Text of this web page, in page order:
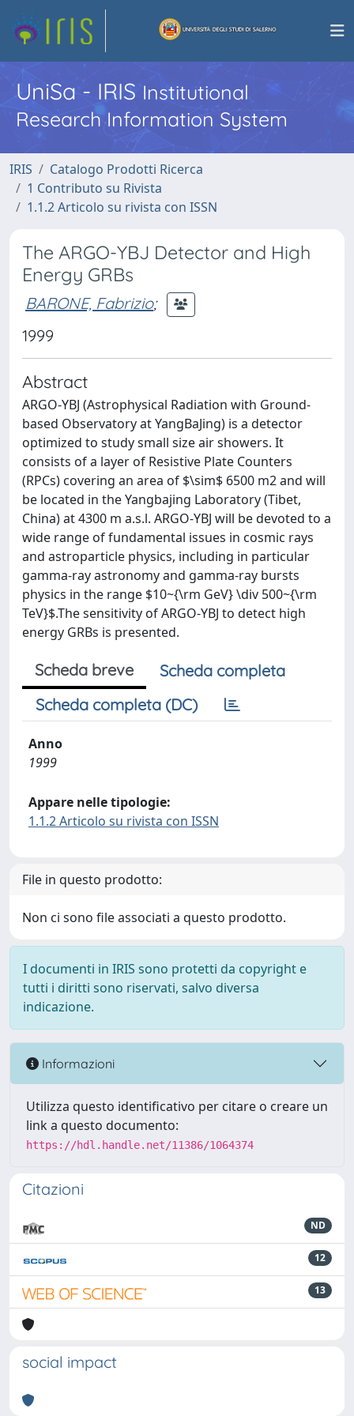
UniSa - IRISInstitutional
Research Information System
IRIS
Catalogo Prodotti Ricerca
1 Contributo su Rivista
1.1.2 Articolo su rivista con ISSN
The ARGO-YBJ Detector and High
Energy GRBs
BARONE, Fabrizio;
1999
Abstract
ARGO-YBJ (Astrophysical Radiation with Ground-
based Observatory at YangBaJing) is a detector
optimized to study small size air showers. It
consists of a layer of Resistive Plate Counters
(RPCs) covering an area of $\sim$ 6500 m2 and will
be located in the Yangbajing Laboratory (Tibet,
China) at 4300 m a.s.l. ARGO-YBJ will be devoted to a
wide range of fundamental issues in cosmic rays
and astroparticle physics, including in particular
gamma-ray astronomy and gamma-ray bursts
physics in the range $10~{\rm GeV} \div 500~{\rm
TeV}$.The sensitivity of ARGO-YBJ to detect high
energy GRBs is presented.
Scheda breve
Scheda completa
Scheda completa (DC)
Anno
1999
Appare nelle tipologie:
1.1.2 Articolo su rivista con ISSN
File in questo prodotto:
Non ci sono file associati a questo prodotto.
I documenti in IRIS sono protetti da copyright e
tutti i diritti sono riservati, salvo diversa
indicazione.
Informazioni
Utilizza questo identificativo per citare o creare un
link a questo documento:
https://hdl.handle.net/11386/1064374
Citazioni
ND
12
13
social impact